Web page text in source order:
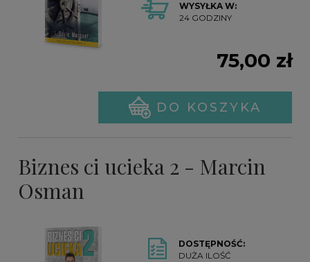
WYSYŁKA W:
24 GODZINY
75,00 zł
DO KOSZYKA
Biznes ci ucieka 2 - Marcin
Osman
DOSTĘPNOŚĆ:
DUŻA ILOŚĆ